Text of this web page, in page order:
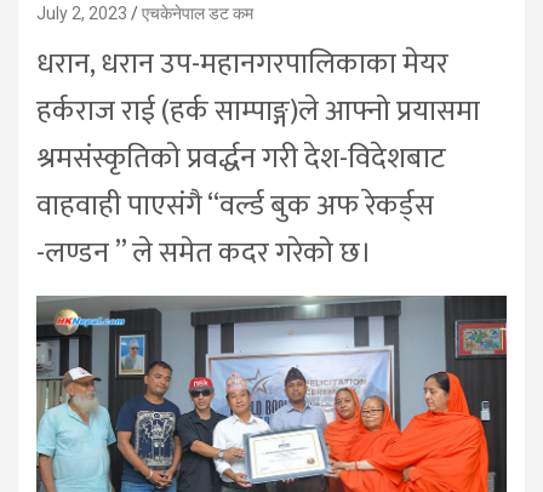
July 2, 2023 एचकेनेपाल डट कम
धरान, धरान उप-महानगरपालिकाका मेयर
हर्कराज राई (हर्क साम्पाङ्ग)ले आफ्नो प्रयासमा
श्रमसंस्कृतिको प्रवर्द्धन गरी देश-विदेशबाट
वाहवाही पाएसंगै “वर्ल्ड बुक अफ रेकर्ड्स
-लण्डन ” ले समेत कदर गरेको छ।